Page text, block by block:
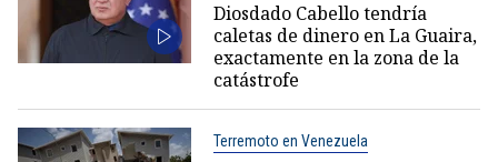
Diosdado Cabello tendría
caletas de dinero en La Guaira,
exactamente en la zona de la
catástrofe
Terremoto en Venezuela